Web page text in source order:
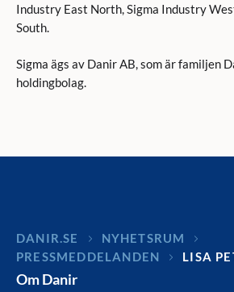
Industry East North, Sigma Industry
South.
Sigma ägs av Danir AB, som är familjen
holdingbolag.
DANIR
NYHETSRUM
PRESSMEDDELANDEN
LISA
Om Danir